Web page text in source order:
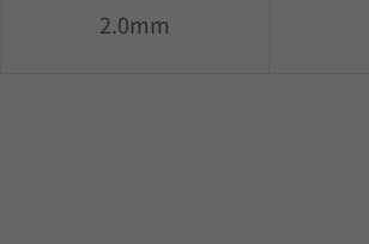
2.0mm